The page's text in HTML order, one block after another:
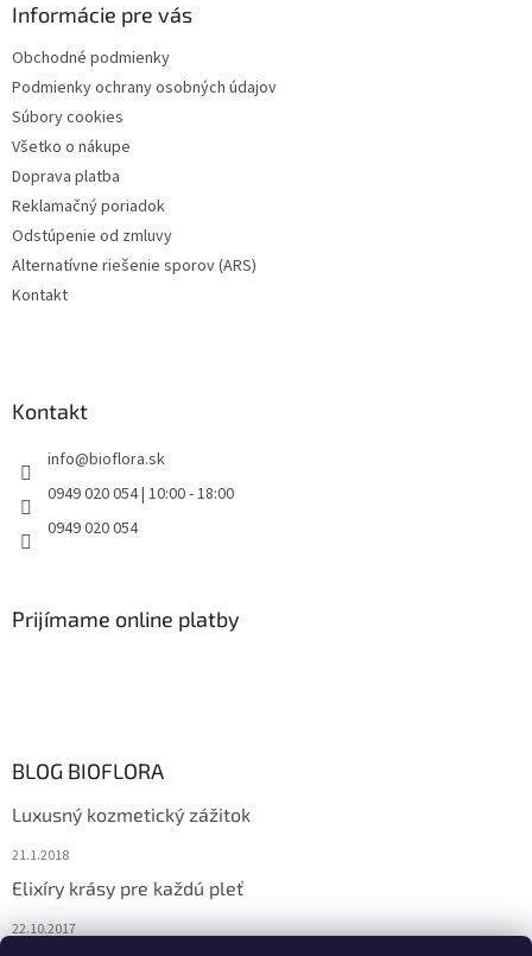
Informácie pre vás
Obchodné podmienky
Podmienky ochrany osobných údajov
Súbory cookies
Všetko o nákupe
Doprava platba
Reklamačný poriadok
Odstúpenie od zmluvy
Alternatívne riešenie sporov (ARS)
Kontakt
Kontakt
info@bioflora.sk
0949 020 054 | 10:00 - 18:00
0949 020 054
Prijímame online platby
BLOG BIOFLORA
Luxusný kozmetický zážitok
21.1.2018
Elixíry krásy pre každú pleť
22.10.2017